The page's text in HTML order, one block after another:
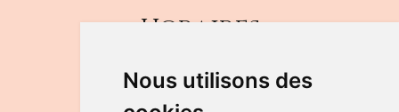
Nous utilisons des
Horaires
DU LUNDI AU VENDREDI
de 9h à 12h30 et de 14h à 18h